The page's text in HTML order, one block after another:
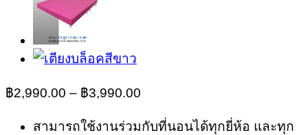
฿2,990.00 – ฿3,990.00
สามารถใช้งานร่วมกับที่นอนได้ทุกยี่ห้อ และทุก